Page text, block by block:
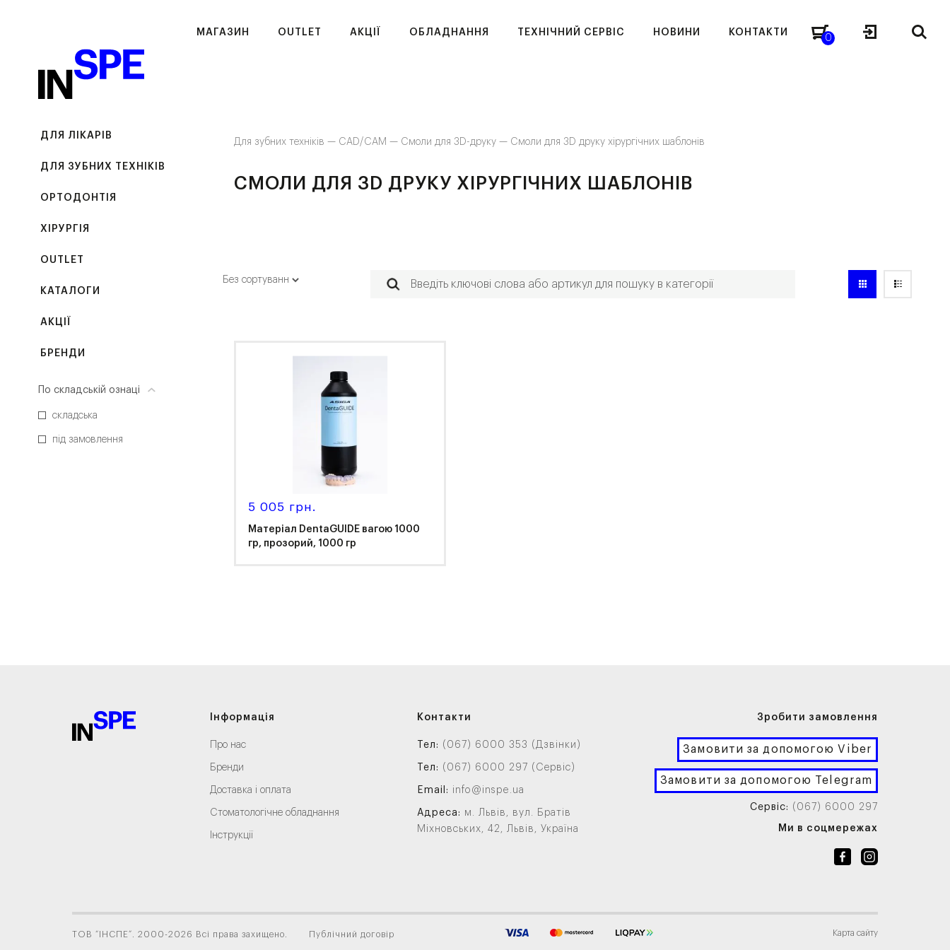
МАГАЗИН OUTLET АКЦІЇ ОБЛАДНАННЯ ТЕХНІЧНИЙ СЕРВІС НОВИНИ КОНТАКТИ
0
ДЛЯ ЛІКАРІВ
ДЛЯ ЗУБНИХ ТЕХНІКІВ
ОРТОДОНТІЯ
ХІРУРГІЯ
OUTLET
КАТАЛОГИ
АКЦІЇ
БРЕНДИ
Для зубних техніків — CAD/CAM — Смоли для 3D-друку — Смоли для 3D друку хірургічних шаблонів
СМОЛИ ДЛЯ 3D ДРУКУ ХІРУРГІЧНИХ ШАБЛОНІВ
По складській ознаці
складська
під замовлення
5 005 грн.
Матеріал DentaGUIDE вагою 1000
гр, прозорий, 1000 гр
Інформація
Про нас
Бренди
Доставка і оплата
Стоматологічне обладнання
Інструкції
Контакти
Тел: (067) 6000 353 (Дзвінки)
Тел: (067) 6000 297 (Сервіс)
Email: info@inspe.ua
Адреса: м. Львів, вул. Братів
Міхновських, 42, Львів, Україна
Зробити замовлення
Замовити за допомогою Viber
Замовити за допомогою Telegram
Сервіс: (067) 6000 297
Ми в соцмережах
ТОВ “ІНСПЕ”. 2000-2026 Всі права захищено. Публічний договір Карта сайту